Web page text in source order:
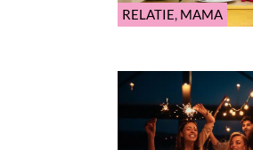
RELATIE, MAMA